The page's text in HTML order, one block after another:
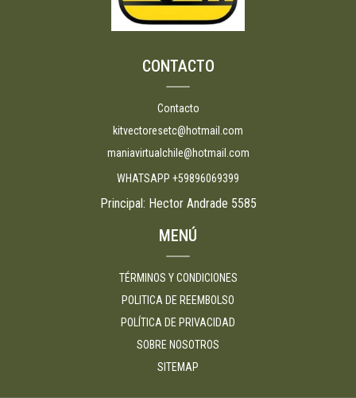
CONTACTO
Contacto
kitvectoresetc@hotmail.com
maniavirtualchile@hotmail.com
WHATSAPP +59896069399
Principal: Hector Andrade 5585
MENÚ
TÉRMINOS Y CONDICIONES
POLITICA DE REEMBOLSO
POLÍTICA DE PRIVACIDAD
SOBRE NOSOTROS
SITEMAP